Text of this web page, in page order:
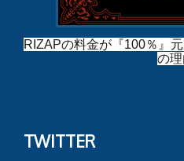
RIZAPの料金が『100％』
の
TWITTER